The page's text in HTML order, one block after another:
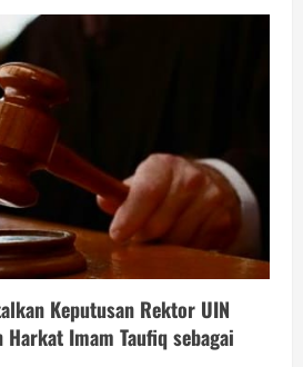
Keputusan Rektor UIN
Imam Taufiq sebagai